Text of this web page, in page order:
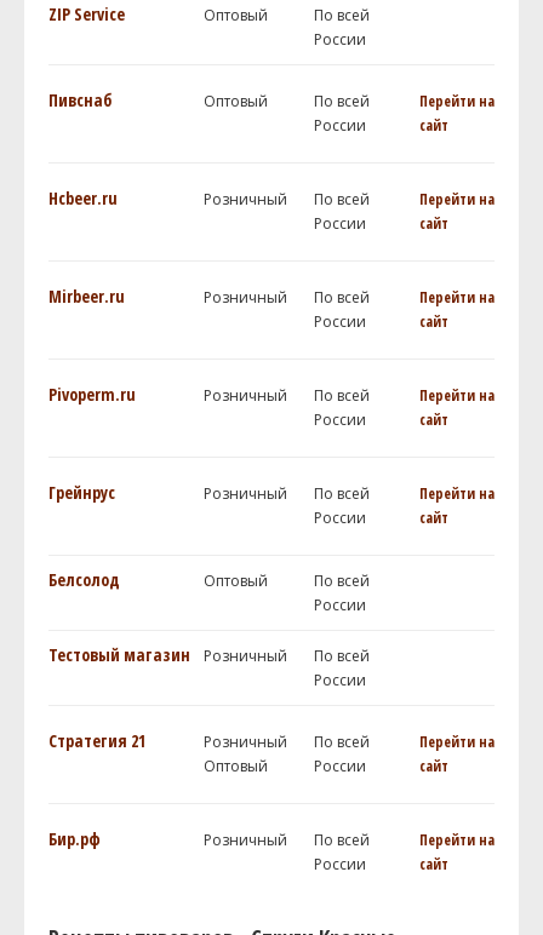
ZIP Service Оптовый
По всей
России
Пивснаб Оптовый
По всей
России
Перейти на
сайт
Hcbeer.ru Розничный
По всей
России
Перейти на
сайт
Mirbeer.ru Розничный
По всей
России
Перейти на
сайт
Pivoperm.ru Розничный
По всей
России
Перейти на
сайт
Грейнрус Розничный
По всей
России
Перейти на
сайт
Белсолод Оптовый
По всей
России
Тестовый магазин Розничный
По всей
России
Стратегия 21
Розничный
Оптовый
По всей
России
Перейти на
сайт
Бир.рф Розничный
По всей
России
Перейти на
сайт